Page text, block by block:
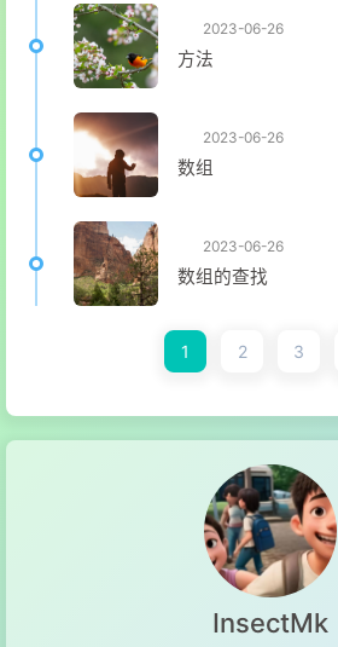
2023-06-26
方法
2023-06-26
数组
2023-06-26
数组的查找
1 2 3
InsectMk